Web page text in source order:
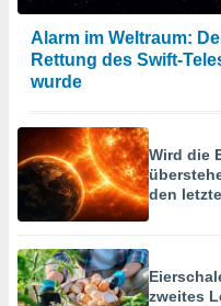
Alarm im Weltraum:
Rettung des Swift-
wurde
Wird die
den
zweites